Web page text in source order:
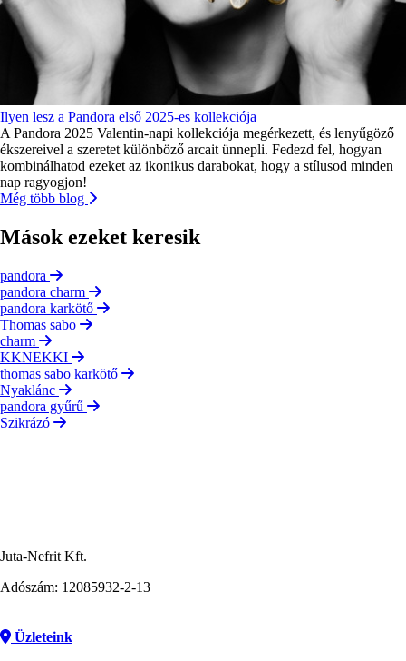
Ilyen lesz a Pandora első 2025-es kollekciója
A Pandora 2025 Valentin-napi kollekciója megérkezett, és lenyűgöző
ékszereivel a szeretet különböző arcait ünnepli. Fedezd fel, hogyan
kombinálhatod ezeket az ikonikus darabokat, hogy a stílusod minden
nap ragyogjon!
Még több blog
Mások ezeket keresik
pandora
pandora charm
pandora karkötő
Thomas sabo
charm
KKNEKKI
thomas sabo karkötő
Nyaklánc
pandora gyűrű
Szikrázó
Juta-Nefrit Kft.
Adószám: 12085932-2-13
Üzleteink